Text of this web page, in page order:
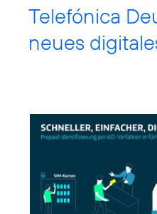
Telefónica
neues